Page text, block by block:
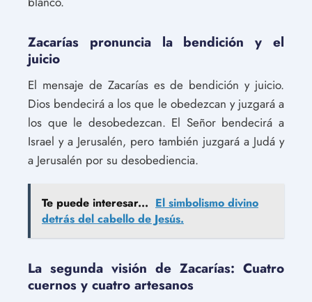
Zacarías pronuncia la bendición y el
juicio
El mensaje de Zacarías es de bendición y juicio.
Dios bendecirá a los que le obedezcan y juzgará a
los que le desobedezcan. El Señor bendecirá a
Israel y a Jerusalén, pero también juzgará a Judá y
a Jerusalén por su desobediencia.
Te puede interesar... El simbolismo divino
detrás del cabello de Jesús.
La segunda visión de Zacarías: Cuatro
cuernos y cuatro artesanos